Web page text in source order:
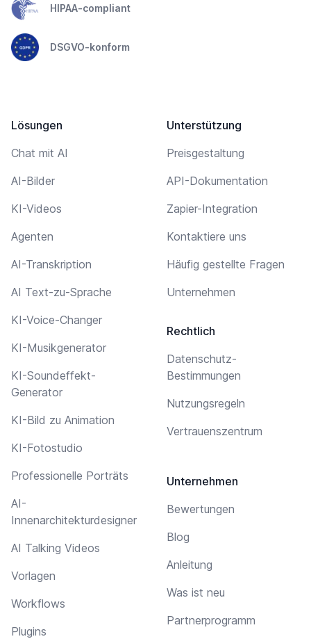
HIPAA-compliant
DSGVO-konform
Lösungen
Chat mit AI
AI-Bilder
KI-Videos
Agenten
AI-Transkription
AI Text-zu-Sprache
KI-Voice-Changer
KI-Musikgenerator
KI-Soundeffekt-
Generator
KI-Bild zu Animation
KI-Fotostudio
Professionelle Porträts
AI-
Innenarchitekturdesigner
AI Talking Videos
Vorlagen
Workflows
Plugins
Unterstützung
Preisgestaltung
API-Dokumentation
Zapier-Integration
Kontaktiere uns
Häufig gestellte Fragen
Unternehmen
Rechtlich
Datenschutz-
Bestimmungen
Nutzungsregeln
Vertrauenszentrum
Unternehmen
Bewertungen
Blog
Anleitung
Was ist neu
Partnerprogramm